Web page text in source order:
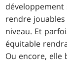
rendre
niveau. Et
équitable
Ou encore,